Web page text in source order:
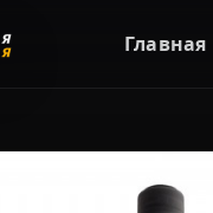
Главная